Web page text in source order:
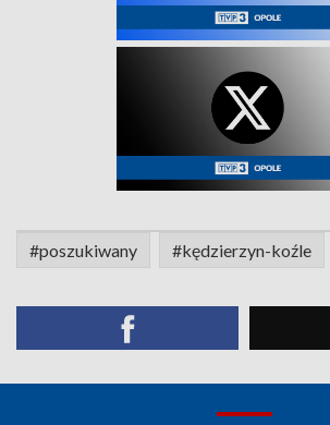
#poszukiwany #kędzierzyn-koźle